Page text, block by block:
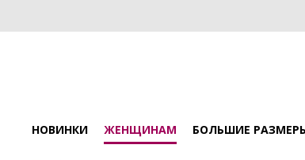
НОВИНКИ ЖЕНЩИНАМ БОЛЬШИЕ